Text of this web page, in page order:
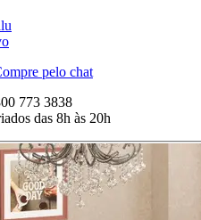
pelo chat
773 3838
das 8h às 20h